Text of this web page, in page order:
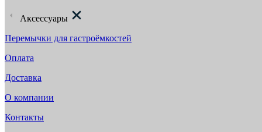
Аксессуары
Перемычки для гастроёмкостей
Оплата
Доставка
О компании
Контакты